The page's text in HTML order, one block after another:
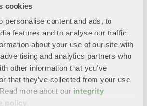
cookies
personalise content and ads, to
features and to analyse our traffic.
about your use of our site with
and analytics partners who
other information that you’ve
that they’ve collected from your use
more about our integrity
policyforskningsagenda